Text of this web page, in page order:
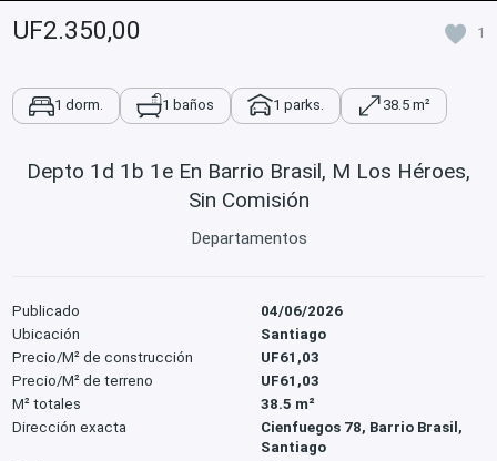
UF2.350,00 1
1 dorm. 1 baños 1 parks. 38.5 m²
Depto 1d 1b 1e En Barrio Brasil, M Los Héroes,
Sin Comisión
Departamentos
Publicado
04/06/2026
Ubicación
Santiago
Precio/M² de construcción
UF61,03
Precio/M² de terreno
UF61,03
M² totales
38.5 m²
Dirección exacta
Cienfuegos 78, Barrio Brasil,
Santiago